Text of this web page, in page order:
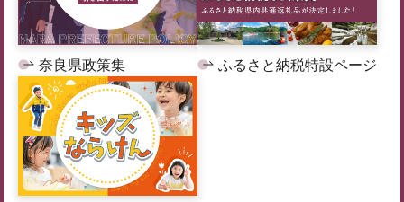
奈良県政策集 ふるさと納税特設ページ